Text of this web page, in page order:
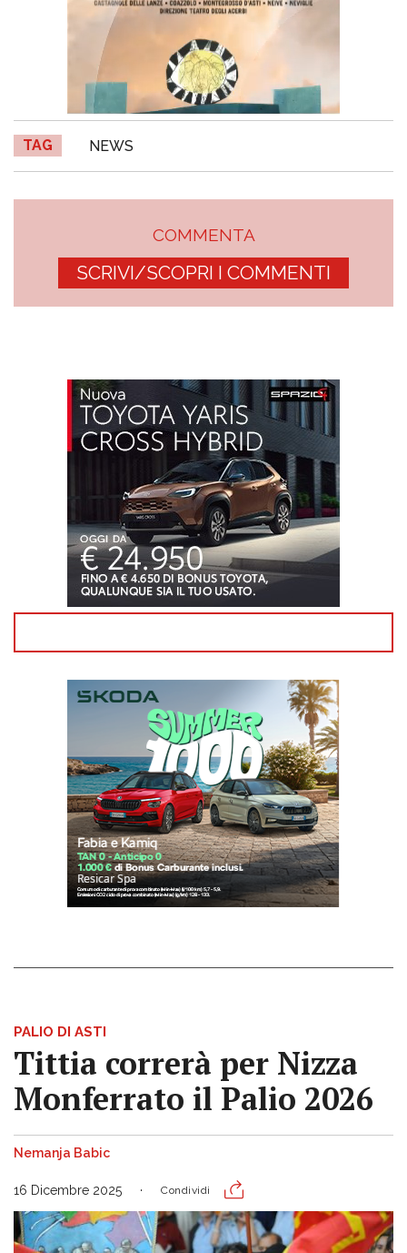
TAG NEWS
COMMENTA
SCRIVI/SCOPRI I COMMENTI
PALIO DI ASTI
Tittia correrà per Nizza
Monferrato il Palio 2026
Nemanja Babic
16 Dicembre 2025 Condividi